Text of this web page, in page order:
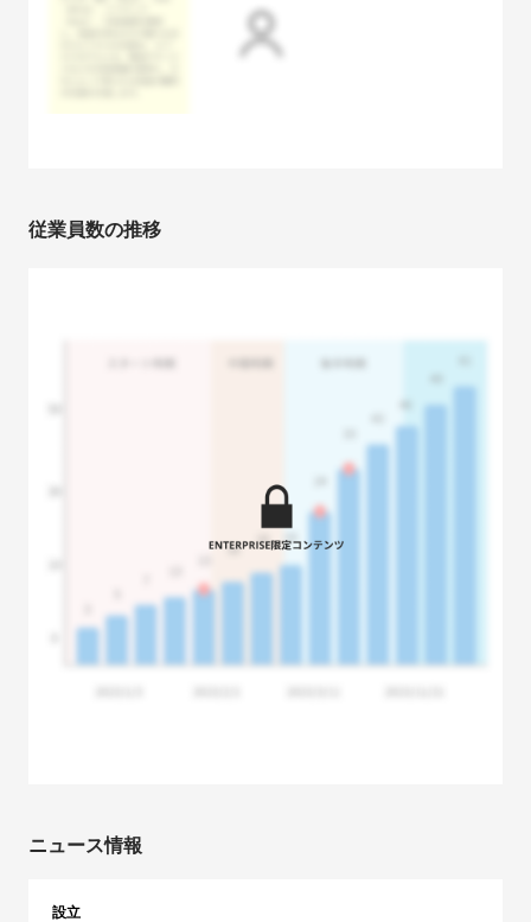
従業員数の推移
ニュース情報
設立